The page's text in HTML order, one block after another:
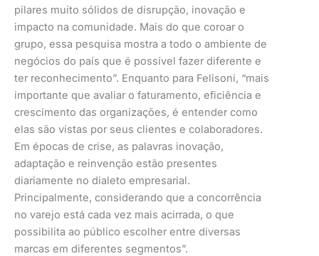
pilares muito sólidos de disrupção, inovação e
impacto na comunidade. Mais do que coroar o
grupo, essa pesquisa mostra a todo o ambiente de
negócios do país que é possível fazer diferente e
ter reconhecimento”. Enquanto para Felisoni, “mais
importante que avaliar o faturamento, eficiência e
crescimento das organizações, é entender como
elas são vistas por seus clientes e colaboradores.
Em épocas de crise, as palavras inovação,
adaptação e reinvenção estão presentes
diariamente no dialeto empresarial.
Principalmente, considerando que a concorrência
no varejo está cada vez mais acirrada, o que
possibilita ao público escolher entre diversas
marcas em diferentes segmentos”.